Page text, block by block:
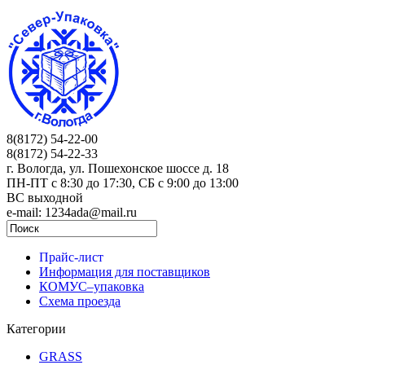
8(8172) 54-22-00
8(8172) 54-22-33
г. Вологда, ул. Пошехонское шоссе д. 18
ПН-ПТ c 8:30 до 17:30, СБ с 9:00 до 13:00
ВС выходной
e-mail: 1234ada@mail.ru
Прайс-лист
Информация для поставщиков
КОМУС–упаковка
Схема проезда
Категории
GRASS